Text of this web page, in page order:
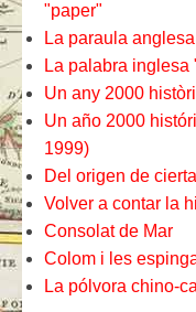
"paper"
La paraula
La palabra inglesa
Un any 2000
Un año 2000
1999)
Del origen de
Volver a contar la
Consolat de Mar
Colom i les
La pólvora chino-